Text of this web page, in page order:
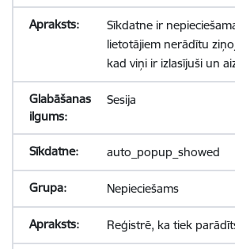
Sīkdatne ir
lietotājiem nerādītu
kad viņi ir izlasījuši un
Sesija
auto_popup_showed
Nepieciešams
Reģistrē, ka tiek